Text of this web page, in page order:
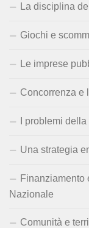
La disciplina
Giochi e
Le imprese
Concorrenza e
I problemi
Una strategia
Finanziamento
Nazionale
Comunità e